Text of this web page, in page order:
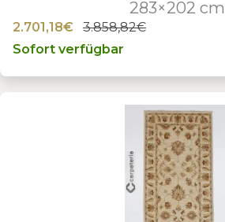
283×202 cm
2.701,18€
3.858,82€
Sofort verfügbar